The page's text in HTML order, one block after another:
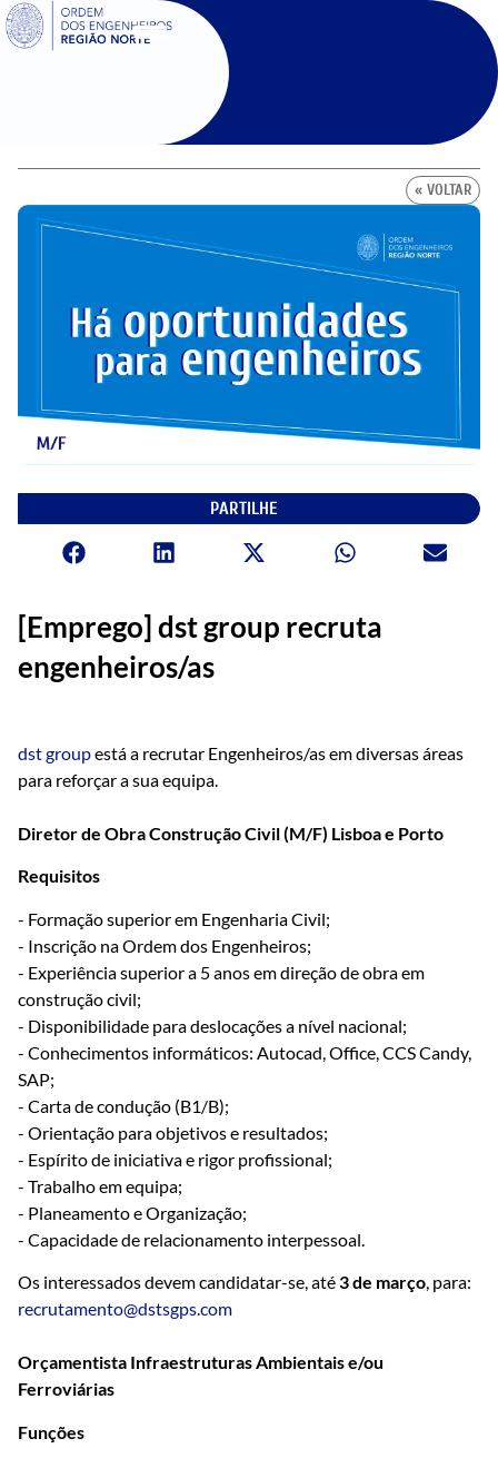
SIGOE
« VOLTAR
PARTILHE
[Emprego] dst group recruta
engenheiros/as
dst groupestá a recrutar Engenheiros/as em diversas áreas
para reforçar a sua equipa.
Diretor de Obra Construção Civil (M/F) Lisboa e Porto
Requisitos
- Formação superior em Engenharia Civil;
- Inscrição na Ordem dos Engenheiros;
- Experiência superior a 5 anos em direção de obra em
construção civil;
- Disponibilidade para deslocações a nível nacional;
- Conhecimentos informáticos: Autocad, Office, CCS Candy,
SAP;
- Carta de condução (B1/B);
- Orientação para objetivos e resultados;
- Espírito de iniciativa e rigor profissional;
- Trabalho em equipa;
- Planeamento e Organização;
- Capacidade de relacionamento interpessoal.
Os interessados devem candidatar-se, até3 de março, para:
recrutamento@dstsgps.com
Orçamentista Infraestruturas Ambientais e/ou
Ferroviárias
Funções